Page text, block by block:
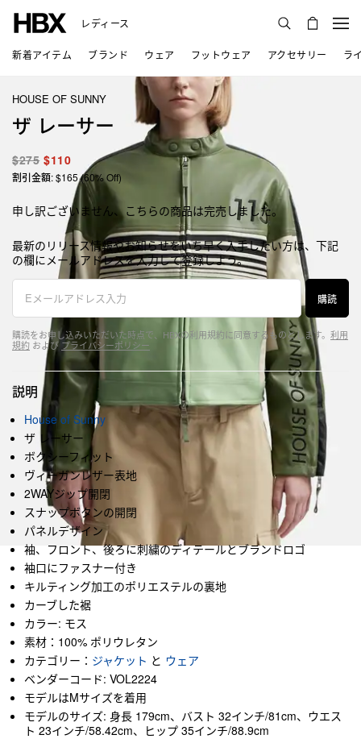
レディース
新着アイテム ブランド ウェア フットウェア アクセサリー ラ
HOUSE OF SUNNY
ザ レーサー
$275 $110
割引金額: $165 (60% Off)
申し訳ございません、こちらの商品は完売しました。
最新のリリース情報やお知らせをいち早く入手したい方は、下記
の欄にメールアドレスを入力して登録しよう。
購読
購読をお申し込みいただいた時点で、HBXの利用規約に同意するものとします。 利用
規約 および プライバシーポリシー
説明
House of Sunny
ザ レーサー
ボクシーフィット
ヴィーガンレザー表地
2WAYジップ開閉
スナップボタンの開閉
パネルデザイン
袖、フロント、後ろに刺繍のディテールとブランドロゴ
袖口にファスナー付き
キルティング加工のポリエステルの裏地
カーブした裾
カラー: モス
素材：100% ポリウレタン
カテゴリー： ジャケット と ウェア
ベンダーコード: VOL2224
モデルはMサイズを着用
モデルのサイズ: 身長 179cm、バスト 32インチ/81cm、ウエス
ト 23インチ/58.42cm、ヒップ 35インチ/88.9cm